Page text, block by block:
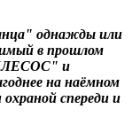
однажды или
в прошлом
и
на наёмном
спереди и